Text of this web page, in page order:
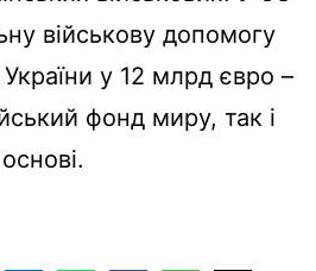
військову допомогу
України у 12 млрд євро –
фонд миру, так і